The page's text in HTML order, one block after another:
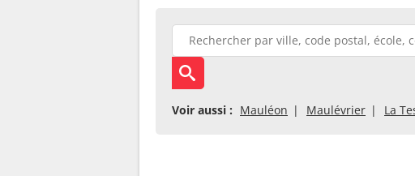
Voir aussi : Mauléon Maulévrier La